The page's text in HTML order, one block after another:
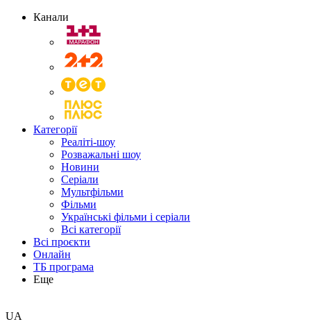
Канали
Категорії
Реаліті-шоу
Розважальні шоу
Новини
Серіали
Мультфільми
Фільми
Українські фільми і серіали
Всі категорії
Всі проєкти
Онлайн
ТБ програма
Еще
UA